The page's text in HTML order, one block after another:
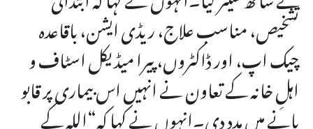
تشخیص، مناسب علاج، ریڈی ایشن، باقاعدہ
چیک اپ، اور ڈاکٹروں، پیرا میڈیکل اسٹاف و
اہلِ خانہ کے تعاون نے انہیں اس بیماری پر قابو
پانے میں مدد دی۔انہوں نے کہا کہ“اللہ کے